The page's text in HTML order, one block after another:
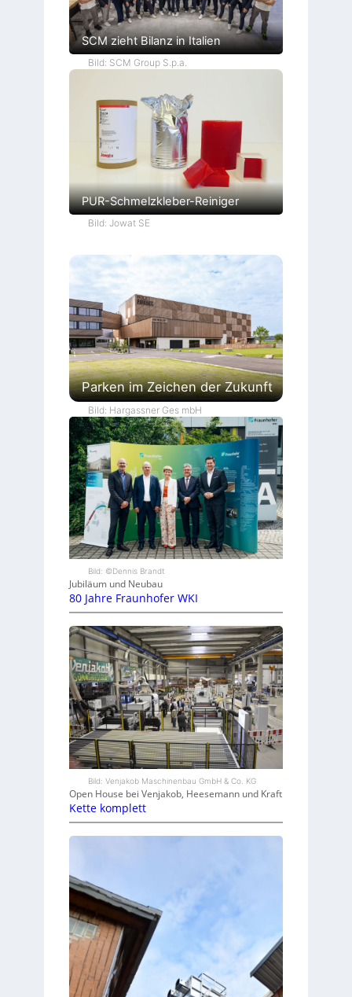
SCM zieht Bilanz in Italien
Bild: SCM Group S.p.a.
PUR-Schmelzkleber-Reiniger
Bild: Jowat SE
Parken im Zeichen der Zukunft
Bild: Hargassner Ges mbH
Bild: ©Dennis Brandt
Jubiläum und Neubau
80 Jahre Fraunhofer WKI
Bild: Venjakob Maschinenbau GmbH & Co. KG
Open House bei Venjakob, Heesemann und Kraft
Kette komplett